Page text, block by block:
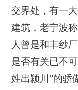
交界处，有一
建筑，老宁波
人曾是和丰纱
是否有关已不
姓出颍川”的骄